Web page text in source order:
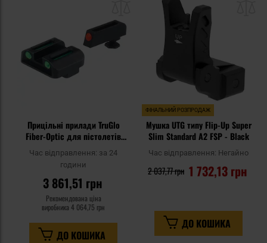
списку
уподобань
Прицільні прилади TruGlo
Fiber-Optic для пістолетів
Час відправлення: за 24
години
3 861,51 грн
Рекомендована ціна
виробника 4 064,75 грн
ДО КОШИКА
ФІНАЛЬНИЙ РОЗПРОДАЖ
Мушка UTG типу Flip-Up Super
Slim Standard A2 FSP - Black
Час відправлення: Негайно
1 732,13 грн
2 037,77 грн
ДО КОШИКА